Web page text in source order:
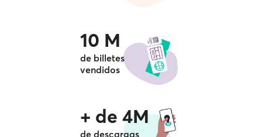
10 M
de billetes
vendidos
+ de 4M
de descargas